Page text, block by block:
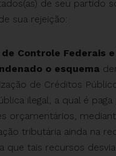
de seu partido
sua rejeição:
de Controle Federais
o esquema
de Créditos
ilegal, a qual é
orçamentários,
tributária ainda na
que tais recursos